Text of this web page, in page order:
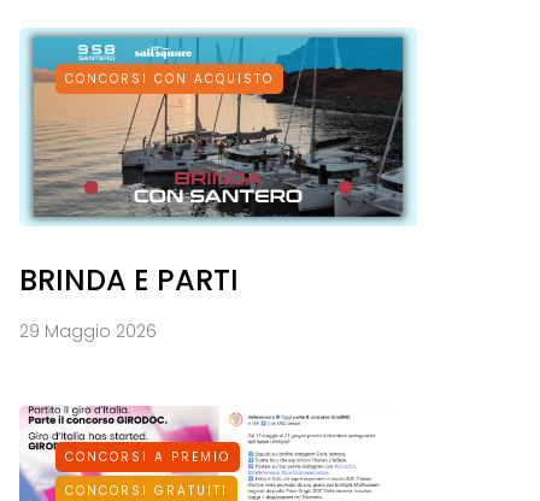
CONCORSI CON ACQUISTO
BRINDA E PARTI
29 Maggio 2026
CONCORSI A PREMIO
CONCORSI GRATUITI